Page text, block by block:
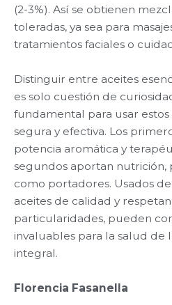
(2-3%). Así se obtienen
toleradas, ya sea para
tratamientos faciales o
Distinguir entre aceites
es solo cuestión de
fundamental para usar
segura y efectiva. Los
potencia aromática y
segundos aportan nutrición,
como portadores. Usados
aceites de calidad y
particularidades, pueden
invaluables para la salud de
integral.
Florencia Fasanella